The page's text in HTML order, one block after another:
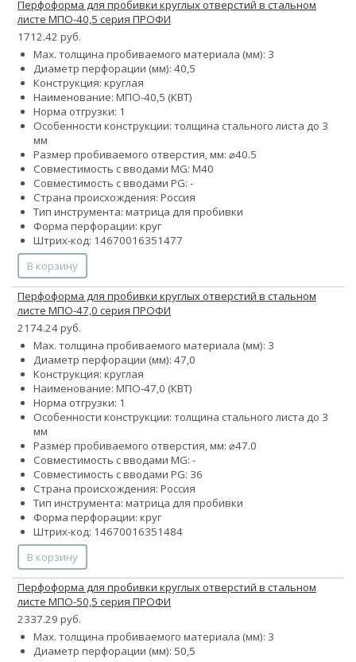
Перфоформа для пробивки круглых отверстий в стальном
листе МПО-40,5 серия ПРОФИ
1712.42 руб.
Max. толщина пробиваемого материала (мм): 3
Диаметр перфорации (мм): 40,5
Конструкция: круглая
Наименование: МПО-40,5 (КВТ)
Норма отгрузки: 1
Особенности конструкции: толщина стального листа до 3
мм
Размер пробиваемого отверстия, мм: ⌀40.5
Совместимость с вводами MG: М40
Совместимость с вводами PG: -
Страна происхождения: Россия
Тип инструмента: матрица для пробивки
Форма перфорации: круг
Штрих-код: 14670016351477
В корзину
Перфоформа для пробивки круглых отверстий в стальном
листе МПО-47,0 серия ПРОФИ
2174.24 руб.
Max. толщина пробиваемого материала (мм): 3
Диаметр перфорации (мм): 47,0
Конструкция: круглая
Наименование: МПО-47,0 (КВТ)
Норма отгрузки: 1
Особенности конструкции: толщина стального листа до 3
мм
Размер пробиваемого отверстия, мм: ⌀47.0
Совместимость с вводами MG: -
Совместимость с вводами PG: 36
Страна происхождения: Россия
Тип инструмента: матрица для пробивки
Форма перфорации: круг
Штрих-код: 14670016351484
В корзину
Перфоформа для пробивки круглых отверстий в стальном
листе МПО-50,5 серия ПРОФИ
2337.29 руб.
Max. толщина пробиваемого материала (мм): 3
Диаметр перфорации (мм): 50,5